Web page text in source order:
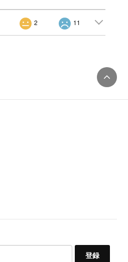
2 11
登録